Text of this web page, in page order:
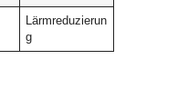
Lärmreduzierun
g